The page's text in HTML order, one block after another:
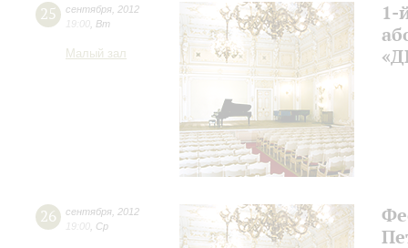
25 сентября 2012
19:00 Вт
Малый зал
1-
26 сентября 2012
19:00 Ср